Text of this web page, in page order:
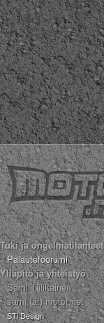
Tuki ja ongelmatilanteet
Palautefoorumi
Ylläpito ja yhteistyö
Sami Tiilikainen
sami (ät) motot.net
STi Design